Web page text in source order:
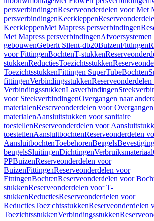
persverbindingenReserveonderdelen voor Met
persverbindingenKeerkleppen
KeerkleppenMet Mapress persverbindingen
Met Mapress persverbindingenAfvoersystemen
gebouwenGeberit Silent-db20BuizenFittingen
voor FittingenBochtenT-stukken
stukkenReductiesToezichtsstukken
ToezichtsstukkenFittingen SuperTubeBochten
fittingenVerbindingsstukkenReserveonderdelen
VerbindingsstukkenLasverbindingen
voor SteekverbindingenOvergangen naar
materialenReserveonderdelen voor
materialenAansluitstukken voor sanitaire
toestellenReserveonderdelen voor
toestellenAansluitbochtenReserveonderdelen
AansluitbochtenToebehorenBeugels
beugelsSluitingenDichtingenVerbruiksmateriaal
PPBuizenReserveonderdelen voor
BuizenFittingenReserveonderdelen voor
FittingenBochtenReserveonderdelen voor
stukkenReserveonderdelen voor T-
stukkenReductiesReserveonderdelen voor
ReductiesToezichtsstukkenReserveonderdelen
ToezichtsstukkenVerbindingsstukken